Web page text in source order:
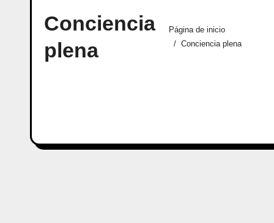
Conciencia
plena
Página de inicio
Conciencia plena